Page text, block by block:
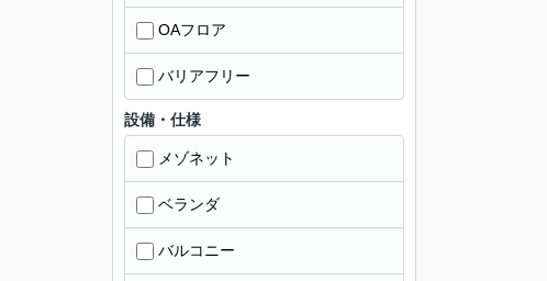
OAフロア
バリアフリー
設備・仕様
メゾネット
ベランダ
バルコニー